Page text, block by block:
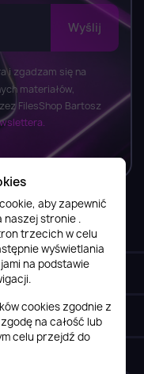
i zgadzam się na
materiałów,
FilesShop Bartosz
keyboard_arrow_down
aby zapewnić
naszej stronie .
trzecich w celu
wyświetlania
na podstawie
cookies zgodnie z
na całość lub
celu przejdź do